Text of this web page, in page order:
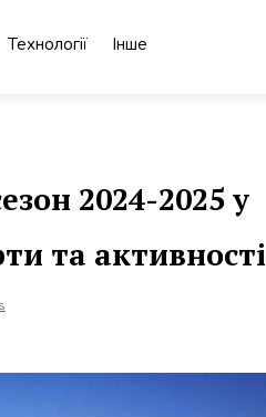
Технології Інше
2024-2025 у
та активності